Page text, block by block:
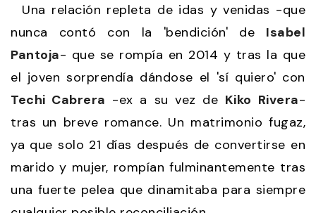
Una relación repleta de idas y venidas -que
nunca contó con la 'bendición' de Isabel
Pantoja- que se rompía en 2014 y tras la que
el joven sorprendía dándose el 'sí quiero' con
Techi Cabrera -ex a su vez de Kiko Rivera-
tras un breve romance. Un matrimonio fugaz,
ya que solo 21 días después de convertirse en
marido y mujer, rompían fulminantemente tras
una fuerte pelea que dinamitaba para siempre